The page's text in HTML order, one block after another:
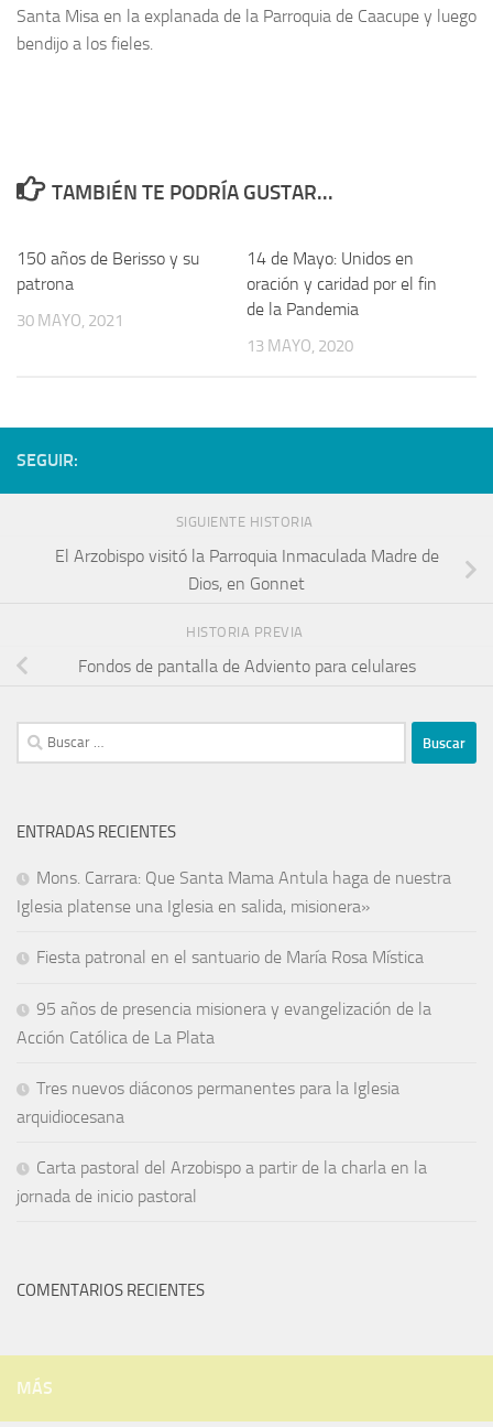
Santa Misa en la explanada de la Parroquia de Caacupe y luego
bendijo a los fieles.
TAMBIÉN TE PODRÍA GUSTAR...
150 años de Berisso y su
patrona
30 MAYO, 2021
14 de Mayo: Unidos en
oración y caridad por el fin
de la Pandemia
13 MAYO, 2020
SEGUIR:
SIGUIENTE HISTORIA
El Arzobispo visitó la Parroquia Inmaculada Madre de
Dios, en Gonnet
HISTORIA PREVIA
Fondos de pantalla de Adviento para celulares
ENTRADAS RECIENTES
Mons. Carrara: Que Santa Mama Antula haga de nuestra
Iglesia platense una Iglesia en salida, misionera»
Fiesta patronal en el santuario de María Rosa Mística
95 años de presencia misionera y evangelización de la
Acción Católica de La Plata
Tres nuevos diáconos permanentes para la Iglesia
arquidiocesana
Carta pastoral del Arzobispo a partir de la charla en la
jornada de inicio pastoral
COMENTARIOS RECIENTES
MÁS